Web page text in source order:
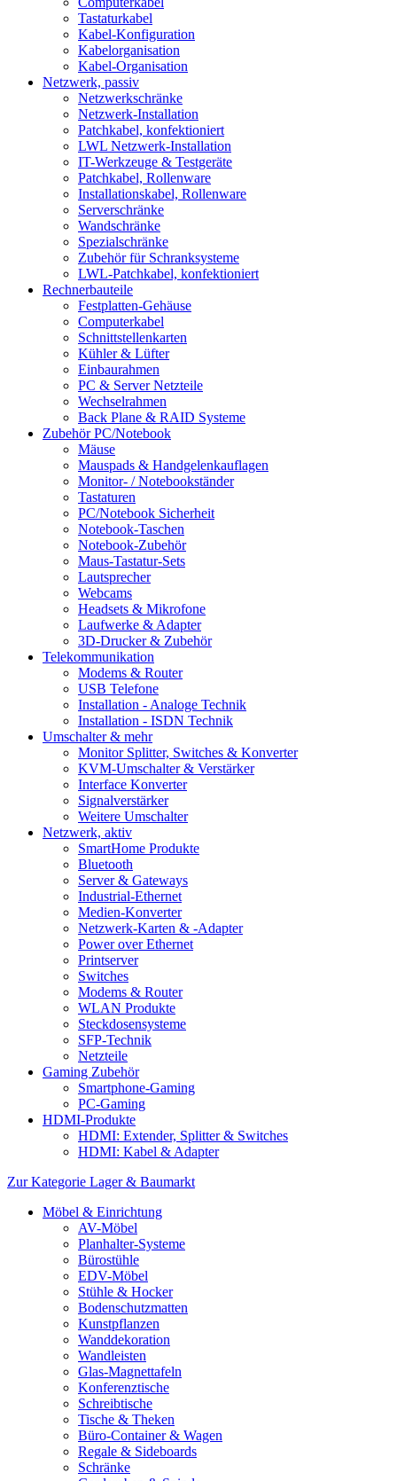
Tastaturkabel
Kabel-Konfiguration
Kabelorganisation
Kabel-Organisation
Netzwerk, passiv
Netzwerkschränke
Netzwerk-Installation
Patchkabel, konfektioniert
LWL Netzwerk-Installation
IT-Werkzeuge & Testgeräte
Patchkabel, Rollenware
Installationskabel, Rollenware
Serverschränke
Wandschränke
Spezialschränke
Zubehör für Schranksysteme
LWL-Patchkabel, konfektioniert
Rechnerbauteile
Festplatten-Gehäuse
Computerkabel
Schnittstellenkarten
Kühler & Lüfter
Einbaurahmen
PC & Server Netzteile
Wechselrahmen
Back Plane & RAID Systeme
Zubehör PC/Notebook
Mäuse
Mauspads & Handgelenkauflagen
Monitor- / Notebookständer
Tastaturen
PC/Notebook Sicherheit
Notebook-Taschen
Notebook-Zubehör
Maus-Tastatur-Sets
Lautsprecher
Webcams
Headsets & Mikrofone
Laufwerke & Adapter
3D-Drucker & Zubehör
Telekommunikation
Modems & Router
USB Telefone
Installation - Analoge Technik
Installation - ISDN Technik
Umschalter & mehr
Monitor Splitter, Switches & Konverter
KVM-Umschalter & Verstärker
Interface Konverter
Signalverstärker
Weitere Umschalter
Netzwerk, aktiv
SmartHome Produkte
Bluetooth
Server & Gateways
Industrial-Ethernet
Medien-Konverter
Netzwerk-Karten & -Adapter
Power over Ethernet
Printserver
Switches
Modems & Router
WLAN Produkte
Steckdosensysteme
SFP-Technik
Netzteile
Gaming Zubehör
Smartphone-Gaming
PC-Gaming
HDMI-Produkte
HDMI: Extender, Splitter & Switches
HDMI: Kabel & Adapter
Zur Kategorie Lager & Baumarkt
Möbel & Einrichtung
AV-Möbel
Planhalter-Systeme
Bürostühle
EDV-Möbel
Stühle & Hocker
Bodenschutzmatten
Kunstpflanzen
Wanddekoration
Wandleisten
Glas-Magnettafeln
Konferenztische
Schreibtische
Tische & Theken
Büro-Container & Wagen
Regale & Sideboards
Schränke